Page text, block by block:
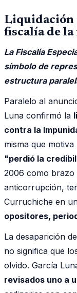
Liquidación
fiscalía de
La Fiscalía
símbolo de
estructura
Paralelo al
Luna confirmó la
contra la
misma que
"perdió la
2006 como brazo
anticorrupción,
Curruchiche en
opositores,
La desaparición
no significa que
olvido. García
revisados uno a